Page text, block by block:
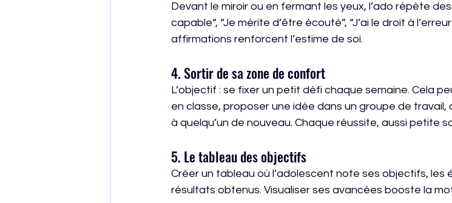
Devant le miroir ou en fermant les yeux, l’ado répète
capable“, “Je mérite d’être écouté”, “J’ai le droit à
affirmations renforcent l’estime de soi.
4. Sortir de sa zone de confort
L’objectif : se fixer un petit défi chaque semaine. Cela
en classe, proposer une idée dans un groupe de travail,
à quelqu’un de nouveau. Chaque réussite, aussi petite
5. Le tableau des objectifs
Créer un tableau où l’adolescent note ses objectifs, les
résultats obtenus. Visualiser ses avancées booste la